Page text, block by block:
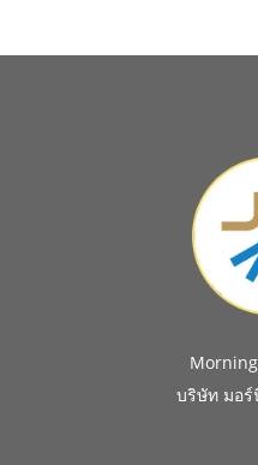
บริษัท มอ